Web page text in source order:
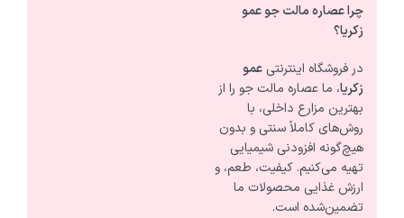
چرا عصاره مالت جو عمو
زکریا؟
در فروشگاه اینترنتی عمو
زکریا، ما عصاره مالت جو را از
بهترین مزارع داخلی، با
روش‌های کاملاً سنتی و بدون
هیچ‌گونه افزودنی شیمیایی
تهیه می‌کنیم. کیفیت، طعم، و
ارزش غذایی محصولات ما
تضمین‌شده است.